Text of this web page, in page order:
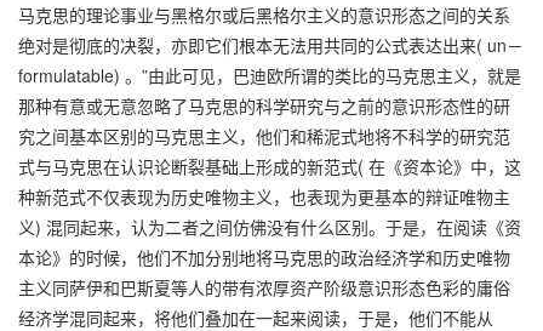
马克思的理论事业与黑格尔或后黑格尔主义的意识形态之间的关系
绝对是彻底的决裂，亦即它们根本无法用共同的公式表达出来( un－
formulatable) 。”由此可见，巴迪欧所谓的类比的马克思主义，就是
那种有意或无意忽略了马克思的科学研究与之前的意识形态性的研
究之间基本区别的马克思主义，他们和稀泥式地将不科学的研究范
式与马克思在认识论断裂基础上形成的新范式( 在《资本论》中，这
种新范式不仅表现为历史唯物主义，也表现为更基本的辩证唯物主
义) 混同起来，认为二者之间仿佛没有什么区别。于是，在阅读《资
本论》的时候，他们不加分别地将马克思的政治经济学和历史唯物
主义同萨伊和巴斯夏等人的带有浓厚资产阶级意识形态色彩的庸俗
经济学混同起来，将他们叠加在一起来阅读，于是，他们不能从